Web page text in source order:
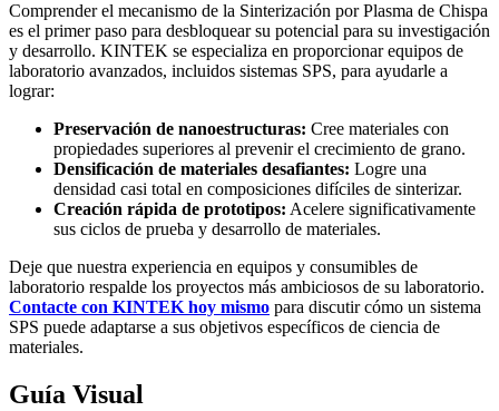
Comprender el mecanismo de la Sinterización por Plasma de Chispa
es el primer paso para desbloquear su potencial para su investigación
y desarrollo. KINTEK se especializa en proporcionar equipos de
laboratorio avanzados, incluidos sistemas SPS, para ayudarle a
lograr:
Preservación de nanoestructuras: Cree materiales con
propiedades superiores al prevenir el crecimiento de grano.
Densificación de materiales desafiantes: Logre una
densidad casi total en composiciones difíciles de sinterizar.
Creación rápida de prototipos: Acelere significativamente
sus ciclos de prueba y desarrollo de materiales.
Deje que nuestra experiencia en equipos y consumibles de
laboratorio respalde los proyectos más ambiciosos de su laboratorio.
Contacte con KINTEK hoy mismo para discutir cómo un sistema
SPS puede adaptarse a sus objetivos específicos de ciencia de
materiales.
Guía Visual